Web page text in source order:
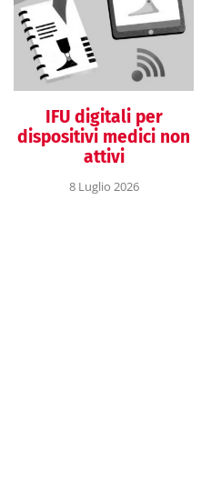
IFU digitali per
dispositivi medici non
attivi
8 Luglio 2026